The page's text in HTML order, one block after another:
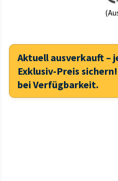
Aktuell ausverkauft –
Exklusiv-Preis
bei Verfügbarkeit.